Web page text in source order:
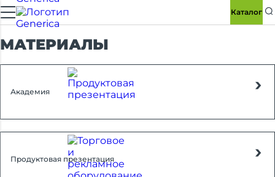
Каталог
МАТЕРИАЛЫ
Академия
Продуктовая презентация